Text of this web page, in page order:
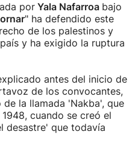
por Yala Nafarroa bajo
" ha defendido este
de los palestinos y
y ha exigido la ruptura
antes del inicio de
de los convocantes,
la llamada 'Nakba', que
cuando se creó el
desastre' que todavía